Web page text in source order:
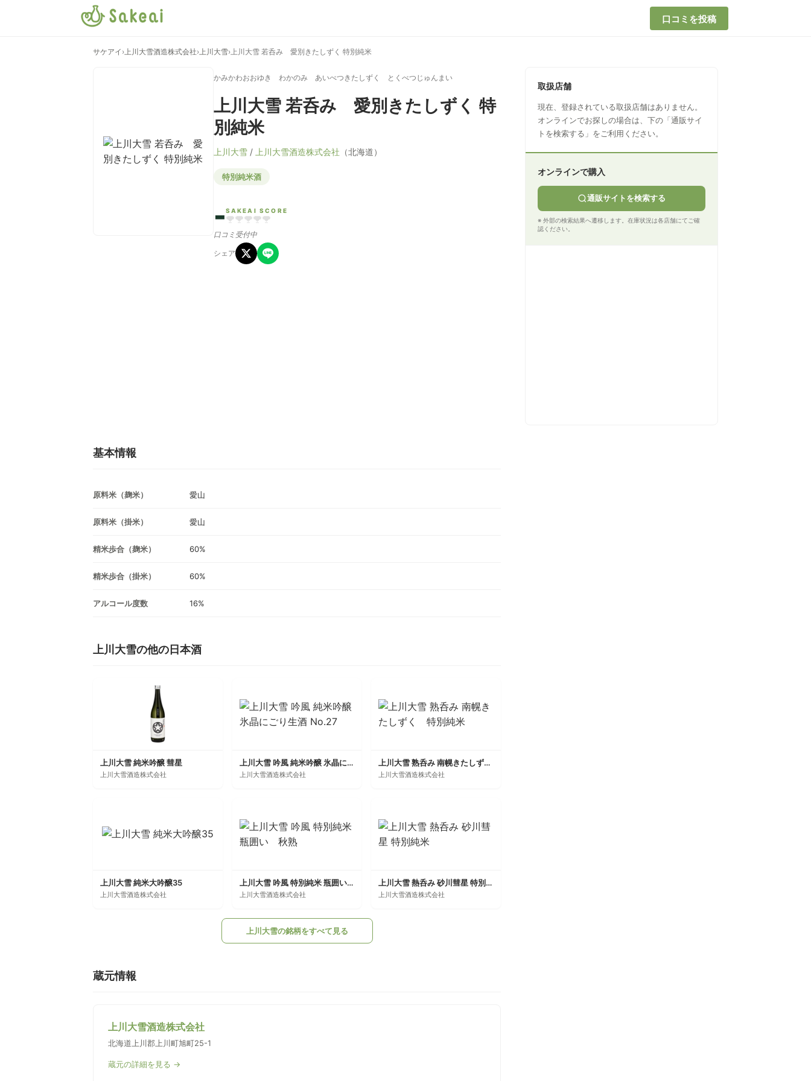
口コミを投稿
サケアイ ›上川大雪酒造株式会社›上川大雪›上川大雪 若呑み 愛別きたしずく 特別純米
かみかわおおゆき わかのみ あいべつきたしずく とくべつじゅんまい
上川大雪 若呑み 愛別きたしずく 特
別純米
上川大雪 / 上川大雪酒造株式会社 （北海道）
特別純米酒
-SAKEAI SCORE
口コミ受付中
シェア
取扱店舗
現在、登録されている取扱店舗はありません。
オンラインでお探しの場合は、下の「通販サイ
トを検索する」をご利用ください。
オンラインで購入
通販サイトを検索する
※ 外部の検索結果へ遷移します。在庫状況は各店舗にてご確
認ください。
基本情報
原料米（麹米） 愛山
原料米（掛米） 愛山
精米歩合（麹米） 60%
精米歩合（掛米） 60%
アルコール度数 16%
上川大雪の他の日本酒
上川大雪 純米吟醸 彗星
上川大雪酒造株式会社
上川大雪 吟風 純米吟醸 氷晶にごり生酒 No.27
上川大雪酒造株式会社
上川大雪 熟呑み 南幌きたしずく 特別純米
上川大雪酒造株式会社
上川大雪 純米大吟醸35
上川大雪酒造株式会社
上川大雪 吟風 特別純米 瓶囲い 秋熟
上川大雪酒造株式会社
上川大雪 熱呑み 砂川彗星 特別純米
上川大雪酒造株式会社
上川大雪の銘柄をすべて見る
蔵元情報
上川大雪酒造株式会社
北海道上川郡上川町旭町25-1
蔵元の詳細を見る →